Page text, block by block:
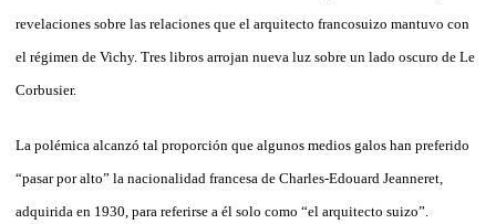
revelaciones sobre las relaciones que el arquitecto francosuizo mantuvo con
el régimen de Vichy. Tres libros arrojan nueva luz sobre un lado oscuro de Le
Corbusier.
La polémica alcanzó tal proporción que algunos medios galos han preferido
“pasar por alto” la nacionalidad francesa de Charles-Edouard Jeanneret,
adquirida en 1930, para referirse a él solo como “el arquitecto suizo”.